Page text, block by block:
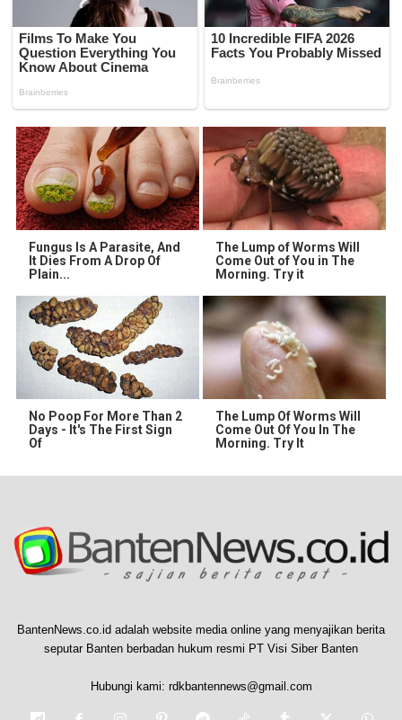
Fungus Is A Parasite, And
It Dies From A Drop Of
Plain...
The Lump of Worms Will
Come Out of You in The
Morning. Try it
No Poop For More Than 2
Days - It's The First Sign
Of
The Lump Of Worms Will
Come Out Of You In The
Morning. Try It
BantenNews.co.id adalah website media online yang menyajikan berita
seputar Banten berbadan hukum resmi PT Visi Siber Banten
Hubungi kami: rdkbantennews@gmail.com